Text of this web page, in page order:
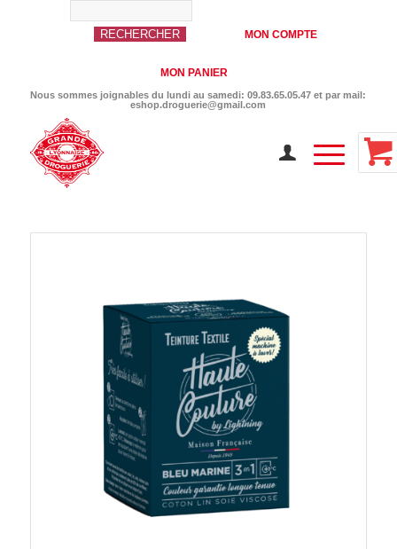
MON COMPTE
MON PANIER
Nous sommes joignables du lundi au samedi: 09.83.65.05.47 et par mail:
eshop.droguerie@gmail.com